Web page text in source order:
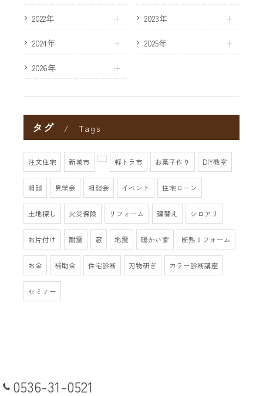
2022年 2023年
2024年 2025年
2026年
タグ Tags
注文住宅 新城市 軽トラ市 お菓子作り DIY教室
相談 見学会 相談会 イベント 住宅ローン
土地探し 火災保険 リフォーム 建替え シロアリ
お片付け 耐震 窓 地震 暖かい家 断熱リフォーム
お金 補助金 住宅診断 刃物研ぎ カラー診断講座
セミナー
0536-31-0521